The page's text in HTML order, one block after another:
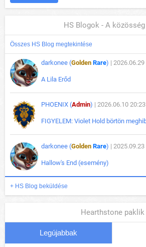
HS Blogok - A
Összes HS Blog megtekintése
darkonee (Golden Rare) |
A Lila Erőd
PHOENIX (Admin) | 2026.06.10 20:23
FIGYELEM: Violet Hold börtön
darkonee (Golden Rare) |
Hallow's End (esemény)
+ HS Blog beküldése
Hearthstone paklik
Legújabbak